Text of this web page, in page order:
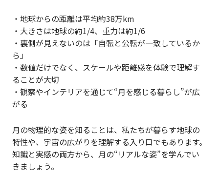
・地球からの距離は平均約38万km
・大きさは地球の約1/4、重力は約1/6
・裏側が見えないのは「自転と公転が一致しているか
ら」
・数値だけでなく、スケールや距離感を体験で理解す
ることが大切
・観察やインテリアを通じて“月を感じる暮らし”が広
がる
月の物理的な姿を知ることは、私たちが暮らす地球の
特性や、宇宙の広がりを理解する入り口でもあります。
知識と実感の両方から、月の“リアルな姿”を学んでい
きましょう。